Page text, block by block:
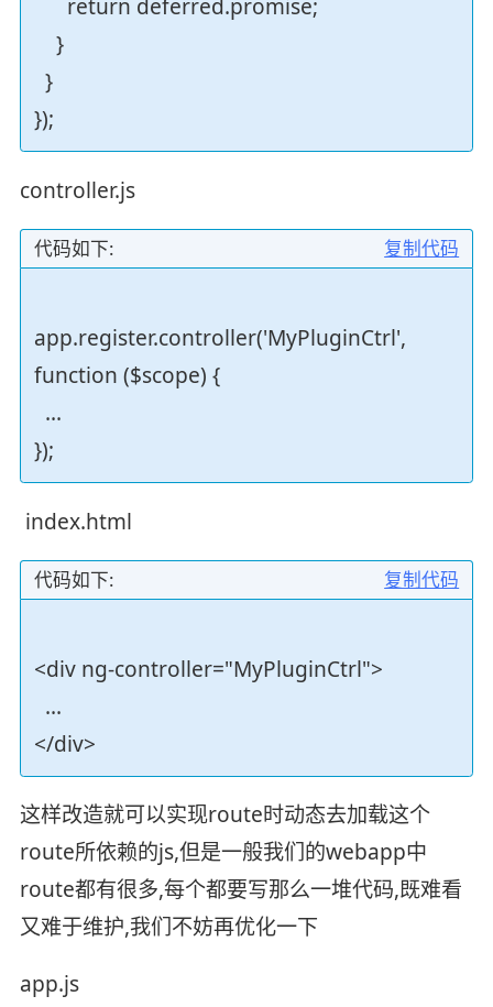
return deferred.promise;
}
}
});
controller.js
复制代码
代码如下:
app.register.controller('MyPluginCtrl',
function ($scope) {
...
});
index.html
复制代码
代码如下:
<div ng-controller="MyPluginCtrl">
...
</div>
这样改造就可以实现route时动态去加载这个
route所依赖的js,但是一般我们的webapp中
route都有很多,每个都要写那么一堆代码,既难看
又难于维护,我们不妨再优化一下
app.js